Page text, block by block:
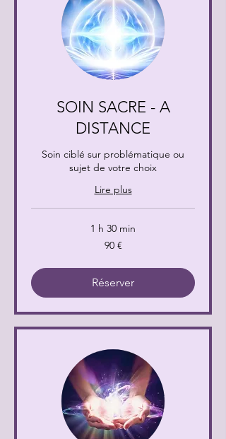
SOIN SACRE - A
DISTANCE
Soin ciblé sur problématique ou
sujet de votre choix
Lire plus
1 h 30 min
90 €
Réserver